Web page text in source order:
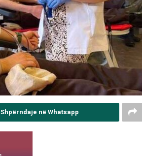
Shpërndaje në Whatsapp